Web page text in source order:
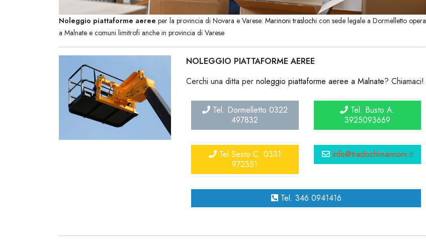
Noleggio piattaforme aeree per la provincia di Novara e Varese: Marinoni traslochi con sede legale a Dormelletto opera
a Malnate e comuni limitrofi anche in provincia di Varese
NOLEGGIO PIATTAFORME AEREE
Cerchi una ditta pernoleggio piattaforme aeree a Malnate? Chiamaci!
Tel. Dormelletto 0322
497832
Tel.Sesto C. 0331
972351
Tel. Busto A.
3925093669
info@traslochimarinoni.it
Tel. 346 0941416